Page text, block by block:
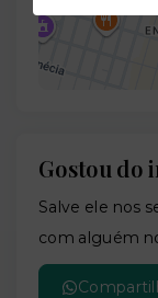
Gostou do
Salve ele nos
com alguém